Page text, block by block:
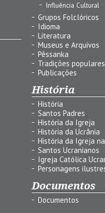
Influência Cultural
Grupos Folclóricos
Idioma
Literatura
Museus e Arquivos
Pêssanka
Tradições populares
Publicações
História
História
Santos Padres
História da Igreja
História da Ucrânia
História da Igreja
Santos Ucranianos
Igreja Católica
Personagens
Documentos
Documentos